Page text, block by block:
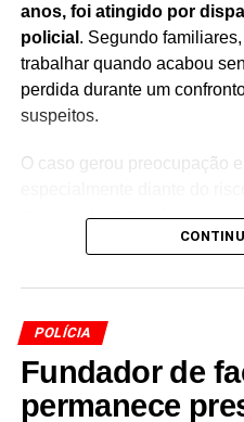
anos, foi atingido por
policial . Segundo
trabalhar quando acabou
perdida durante um
suspeitos.
O caso gerou preocupação
que circulavam pelas
O estado de saúde do idoso
autoridades.
Tiroteio deixa
Arenoso
POLÍCIA
Fundador de
permanece